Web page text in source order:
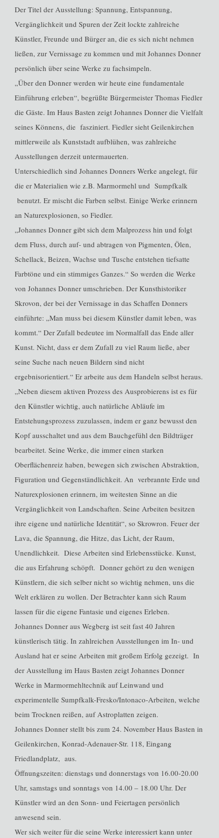
Der Titel der Ausstellung: Spannung, Entspannung,
Vergänglichkeit und Spuren der Zeit lockte zahlreiche
Künstler, Freunde und Bürger an, die es sich nicht nehmen
ließen, zur Vernissage zu kommen und mit Johannes Donner
persönlich über seine Werke zu fachsimpeln.
„Über den Donner werden wir heute eine fundamentale
Einführung erleben“, begrüßte Bürgermeister Thomas Fiedler
die Gäste. Im Haus Basten zeigt Johannes Donner die Vielfalt
seines Könnens, die fasziniert. Fiedler sieht Geilenkirchen
mittlerweile als Kunststadt aufblühen, was zahlreiche
Ausstellungen derzeit untermauerten.
Unterschiedlich sind Johannes Donners Werke angelegt, für
die er Materialien wie z.B. Marmormehl und Sumpfkalk
benutzt. Er mischt die Farben selbst. Einige Werke erinnern
an Naturexplosionen, so Fiedler.
„Johannes Donner gibt sich dem Malprozess hin und folgt
dem Fluss, durch auf- und abtragen von Pigmenten, Ölen,
Schellack, Beizen, Wachse und Tusche entstehen tiefsatte
Farbtöne und ein stimmiges Ganzes.“ So werden die Werke
von Johannes Donner umschrieben. Der Kunsthistoriker
Skrovon, der bei der Vernissage in das Schaffen Donners
einführte: „Man muss bei diesem Künstler damit leben, was
kommt.“ Der Zufall bedeutee im Normalfall das Ende aller
Kunst. Nicht, dass er dem Zufall zu viel Raum ließe, aber
seine Suche nach neuen Bildern sind nicht
ergebnisorientiert.“ Er arbeite aus dem Handeln selbst heraus.
„Neben diesem aktiven Prozess des Ausprobierens ist es für
den Künstler wichtig, auch natürliche Abläufe im
Entstehungsprozess zuzulassen, indem er ganz bewusst den
Kopf ausschaltet und aus dem Bauchgefühl den Bildträger
bearbeitet. Seine Werke, die immer einen starken
Oberflächenreiz haben, bewegen sich zwischen Abstraktion,
Figuration und Gegenständlichkeit. An verbrannte Erde und
Naturexplosionen erinnern, im weitesten Sinne an die
Vergänglichkeit von Landschaften. Seine Arbeiten besitzen
ihre eigene und natürliche Identität“, so Skrowron. Feuer der
Lava, die Spannung, die Hitze, das Licht, der Raum,
Unendlichkeit. Diese Arbeiten sind Erlebensstücke. Kunst,
die aus Erfahrung schöpft. Donner gehört zu den wenigen
Künstlern, die sich selber nicht so wichtig nehmen, uns die
Welt erklären zu wollen. Der Betrachter kann sich Raum
lassen für die eigene Fantasie und eigenes Erleben.
Johannes Donner aus Wegberg ist seit fast 40 Jahren
künstlerisch tätig. In zahlreichen Ausstellungen im In- und
Ausland hat er seine Arbeiten mit großem Erfolg gezeigt. In
der Ausstellung im Haus Basten zeigt Johannes Donner
Werke in Marmormehltechnik auf Leinwand und
experimentelle Sumpfkalk-Fresko/Intonaco-Arbeiten, welche
beim Trocknen reißen, auf Astroplatten zeigen.
Johannes Donner stellt bis zum 24. November Haus Basten in
Geilenkirchen, Konrad-Adenauer-Str. 118, Eingang
Friedlandplatz, aus.
Öffnungszeiten: dienstags und donnerstags von 16.00-20.00
Uhr, samstags und sonntags von 14.00 – 18.00 Uhr. Der
Künstler wird an den Sonn- und Feiertagen persönlich
anwesend sein.
Wer sich weiter für die seine Werke interessiert kann unter